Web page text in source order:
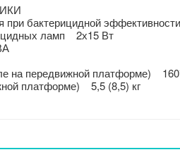
при бактерицидной
ламп 2х15 Вт
на передвижной платформе)
платформе) 5,5 (8,5) кг